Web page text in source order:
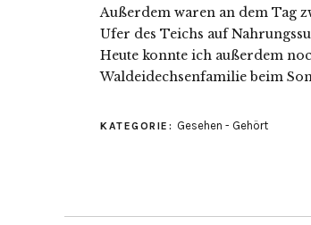
Außerdem waren an dem Tag
Ufer des Teichs auf
Heute konnte ich außerdem
Waldeidechsenfamilie beim
KATEGORIE: Gesehen - Gehört